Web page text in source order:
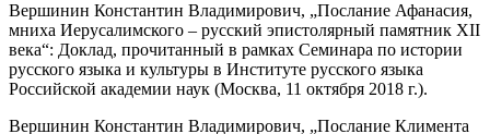
Вершинин Константин Владимирович, „Послание Афанасия,
мниха Иерусалимского – русский эпистолярный памятник XII
века“: Доклад, прочитанный в рамках Семинара по истории
русского языка и культуры в Институте русского языка
Российской академии наук (Москва, 11 октября 2018 г.).
Вершинин Константин Владимирович, „Послание Климента